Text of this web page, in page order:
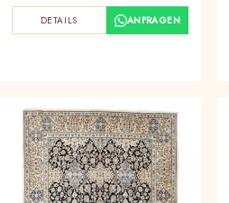
DETAILS ANFRAGEN